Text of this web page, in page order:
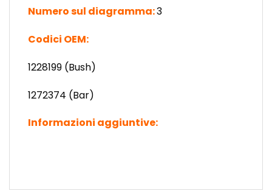
Numero sul diagramma:3
Codici OEM:
1228199 (Bush)
1272374 (Bar)
Informazioni aggiuntive: